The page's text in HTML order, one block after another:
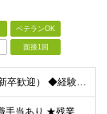
ベテランOK
面接1回
■未経験歓迎 ■学歴不問（第二新卒歓迎） ◆経験は一切問いません ◆転職回数・ブランク期間も不問 ◆面接というよりは“リラックス面談”です ≪こんな方をお待ちしています≫ ・地道にコツコツ作業が得
★通勤＆就業＆地域/住宅＆役職手当あり ★残業代は全額支給 ★選べる給与制度あり！ ■東京・神奈川・千葉・埼玉勤務の場合 月給24.5万円～55万円＋諸手当 （残業代は全額支給） (20,000円の